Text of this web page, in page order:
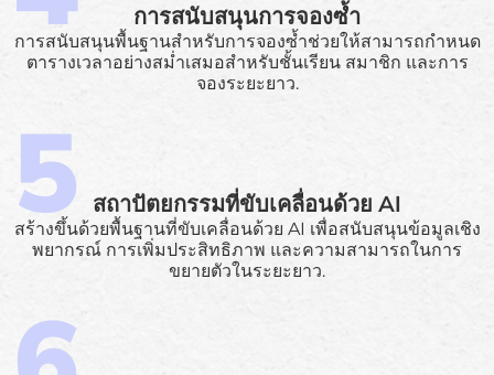
การสนับสนุนการจองซ้ำ
การสนับสนุนพื้นฐานสำหรับการจองซ้ำช่วยให้สามารถกำหนด
ตารางเวลาอย่างสม่ำเสมอสำหรับชั้นเรียน สมาชิก และการ
จองระยะยาว.
สถาปัตยกรรมที่ขับเคลื่อนด้วย AI
สร้างขึ้นด้วยพื้นฐานที่ขับเคลื่อนด้วย AI เพื่อสนับสนุนข้อมูลเชิง
พยากรณ์ การเพิ่มประสิทธิภาพ และความสามารถในการ
ขยายตัวในระยะยาว.